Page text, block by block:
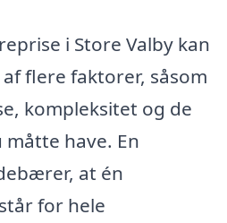
i Store Valby kan
flere faktorer, såsom
kompleksitet og de
måtte have. En
at én
for hele